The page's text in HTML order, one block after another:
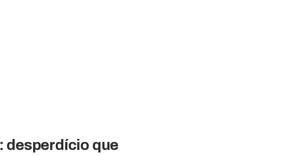
desperdício que